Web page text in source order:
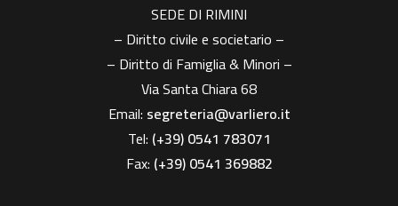
SEDE DI RIMINI
– Diritto civile e societario –
– Diritto di Famiglia & Minori –
Via Santa Chiara 68
Email: segreteria@varliero.it
Tel: (+39) 0541 783071
Fax: (+39)0541 369882